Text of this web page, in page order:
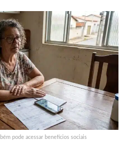
pode acessar benefícios sociais